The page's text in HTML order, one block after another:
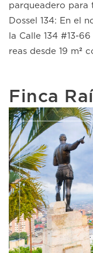
parqueadero para
Dossel 134: En el
la Calle 134 #13-
reas desde 19 m²
Finca